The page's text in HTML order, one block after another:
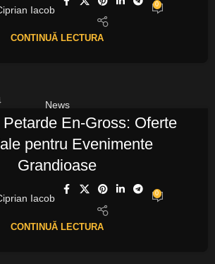
Iacob 0
CONTINUĂ LECTURA
News
En-Gross: Oferte
pentru Evenimente
Grandioase
Iacob 0
CONTINUĂ LECTURA